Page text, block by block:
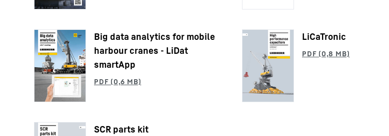
Big data analytics for mobile
harbour cranes - LiDat
smartApp
LiCaTronic
SCR parts kit